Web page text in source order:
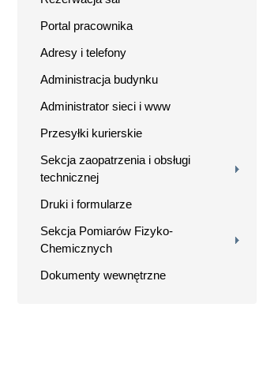
Portal pracownika
Adresy i telefony
Administracja budynku
Administrator sieci i www
Przesyłki kurierskie
Sekcja zaopatrzenia i obsługi
technicznej
Druki i formularze
Sekcja Pomiarów Fizyko-
Chemicznych
Dokumenty wewnętrzne